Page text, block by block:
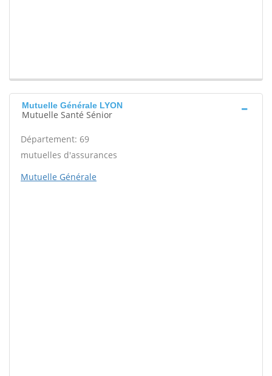
Mutuelle Générale LYON
Mutuelle Santé Sénior
Département: 69
mutuelles d'assurances
Mutuelle Générale